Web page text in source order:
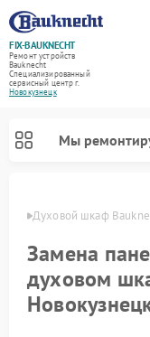
FIX-BAUKNECHT
Ремонт устройств
Bauknecht
Специализированный
cервисный центр г.
Новокузнецк
Мы
Духовой шкаф
Замена
духовом